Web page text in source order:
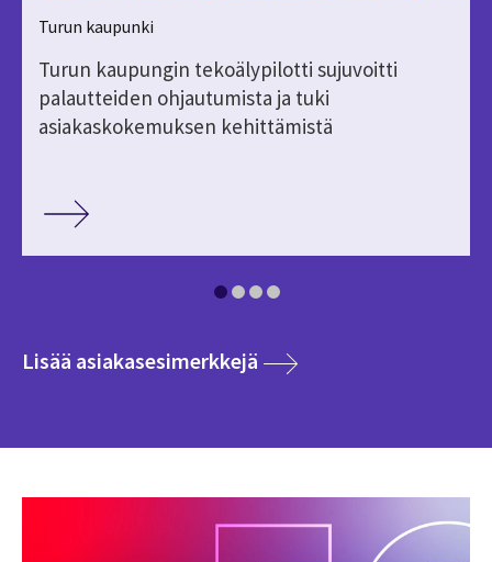
Turun kaupunki
Turun kaupungin tekoälypilotti sujuvoitti
palautteiden ohjautumista ja tuki
asiakaskokemuksen kehittämistä
Lisää asiakasesimerkkejä media